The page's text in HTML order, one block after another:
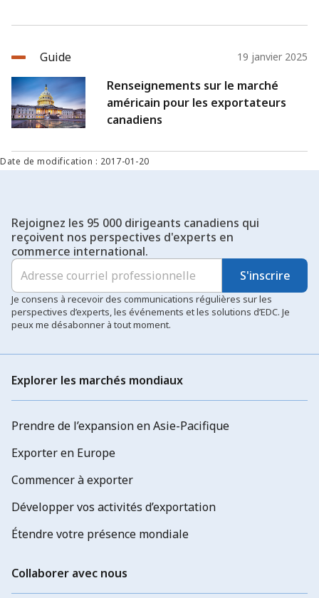
Guide 19 janvier 2025
Renseignements sur le marché
américain pour les exportateurs
canadiens
Date de modification : 2017-01-20
Rejoignez les 95 000 dirigeants canadiens qui
reçoivent nos perspectives d'experts en
commerce international.
S'inscrire
Je consens à recevoir des communications régulières sur les
perspectives d’experts, les événements et les solutions d’EDC. Je
peux me désabonner à tout moment.
Explorer les marchés mondiaux
Prendre de l’expansion en Asie-Pacifique
Exporter en Europe
Commencer à exporter
Développer vos activités d’exportation
Étendre votre présence mondiale
Collaborer avec nous